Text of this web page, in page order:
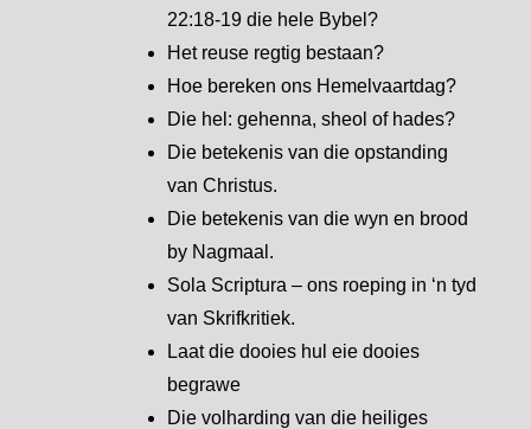
22:18-19 die hele Bybel?
Het reuse regtig bestaan?
Hoe bereken ons Hemelvaartdag?
Die hel: gehenna, sheol of hades?
Die betekenis van die opstanding
van Christus.
Die betekenis van die wyn en brood
by Nagmaal.
Sola Scriptura – ons roeping in ‘n tyd
van Skrifkritiek.
Laat die dooies hul eie dooies
begrawe
Die volharding van die heiliges